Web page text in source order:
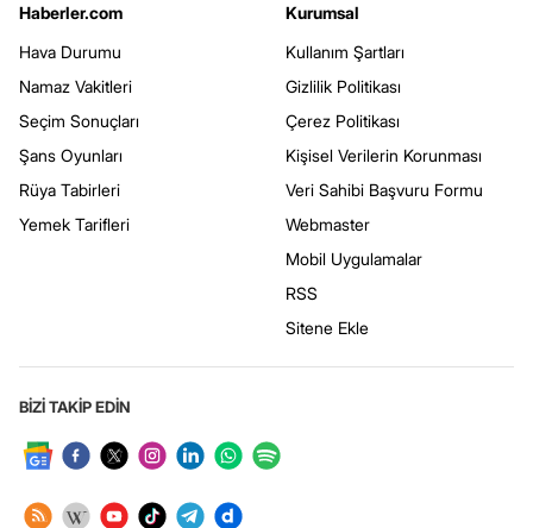
Haberler.com
Hava Durumu
Namaz Vakitleri
Seçim Sonuçları
Şans Oyunları
Rüya Tabirleri
Yemek Tarifleri
Kurumsal
Kullanım Şartları
Gizlilik Politikası
Çerez Politikası
Kişisel Verilerin Korunması
Veri Sahibi Başvuru Formu
Webmaster
Mobil Uygulamalar
RSS
Sitene Ekle
BİZİ TAKİP EDİN